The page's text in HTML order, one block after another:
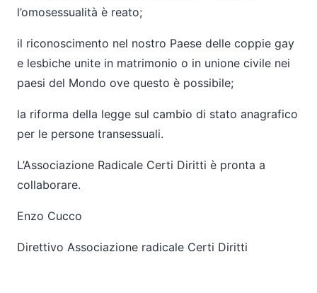
l’omosessualità è reato;
il riconoscimento nel nostro Paese delle coppie gay
e lesbiche unite in matrimonio o in unione civile nei
paesi del Mondo ove questo è possibile;
la riforma della legge sul cambio di stato anagrafico
per le persone transessuali.
L’Associazione Radicale Certi Diritti è pronta a
collaborare.
Enzo Cucco
Direttivo Associazione radicale Certi Diritti